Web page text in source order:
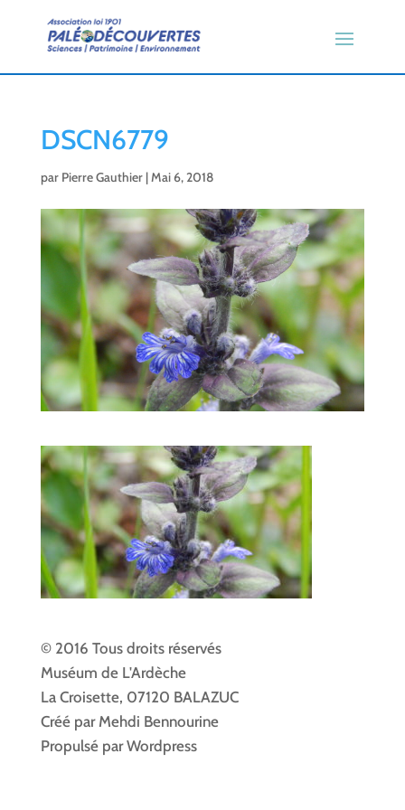
DSCN6779
par Pierre Gauthier|Mai 6, 2018
© 2016 Tous droits réservés
Muséum de L'Ardèche
La Croisette, 07120 BALAZUC
Créé par Mehdi Bennourine
Propulsé par Wordpress